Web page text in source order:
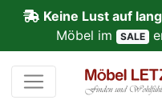
Keine Lust auf
Möbel im SALE
Kundenmeinungen
Anmelden